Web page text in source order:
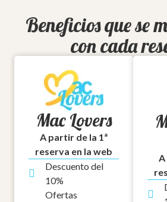
Beneficios que se
con cada
Mac Lovers
A partir de la 1ª
reserva en la web
Descuento del
10%
Ofertas
A